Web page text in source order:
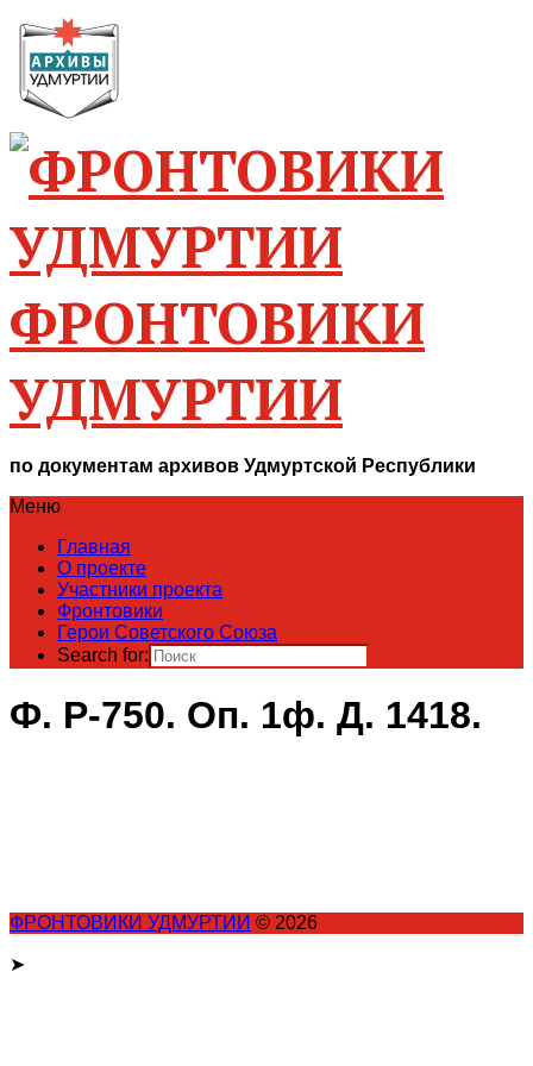
ФРОНТОВИКИ
УДМУРТИИ
по документам архивов Удмуртской Республики
Меню
Главная
О проекте
Участники проекта
Фронтовики
Герои Советского Союза
Search for:
Ф. Р-750. Оп. 1ф. Д. 1418.
ФРОНТОВИКИ УДМУРТИИ © 2026
➤